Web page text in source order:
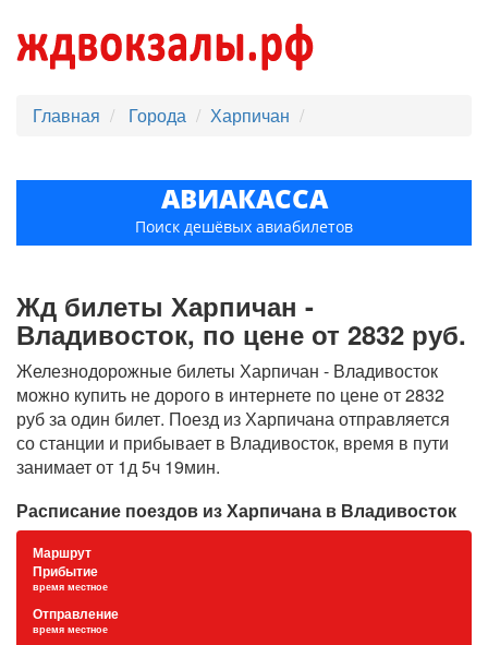
Главная Города Харпичан
АВИАКАССА
Поиск дешёвых авиабилетов
Жд билеты Харпичан -
Владивосток, по цене от 2832 руб.
Железнодорожные билеты Харпичан - Владивосток
можно купить не дорого в интернете по цене от 2832
руб за один билет. Поезд из Харпичана отправляется
со станции и прибывает в Владивосток, время в пути
занимает от 1д 5ч 19мин.
Расписание поездов из Харпичана в Владивосток
Маршрут
Прибытие
время местное
Отправление
время местное